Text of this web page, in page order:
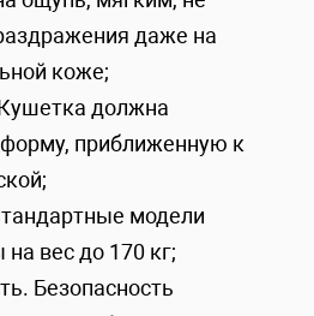
даже на
коже;
должна
приближенную к
модели
на вес до 170 кг;
Безопасность